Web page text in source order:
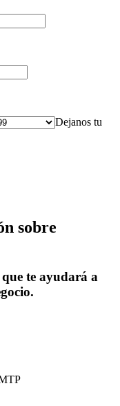
Dejanos tu
sobre
te ayudará a